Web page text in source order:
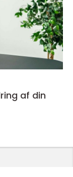
af din